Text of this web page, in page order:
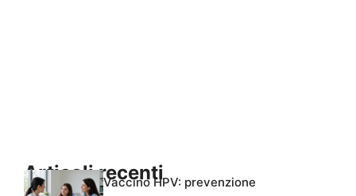
Articoli recentiVaccino HPV: prevenzione